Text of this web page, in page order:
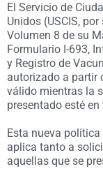
El Servicio de
Unidos (USCIS,
Volumen 8 de su
Formulario I-693,
y Registro de
autorizado a partir
válido mientras la
presentado esté
Esta nueva
aplica tanto a
aquellas que se